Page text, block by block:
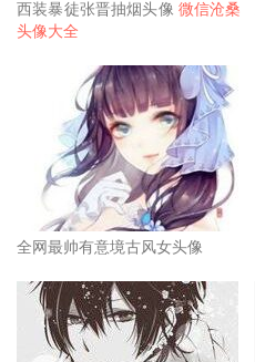
西装暴徒张晋抽烟头像 微信沧桑
头像大全
全网最帅有意境古风女头像